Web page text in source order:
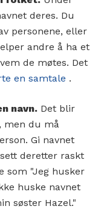
deres. Du
personene, eller
andre å ha et
de møtes. Det
en samtale .
navn. Det blir
, men du må
Gi navnet
deretter raskt
som "Jeg husker
huske navnet
søster Hazel."